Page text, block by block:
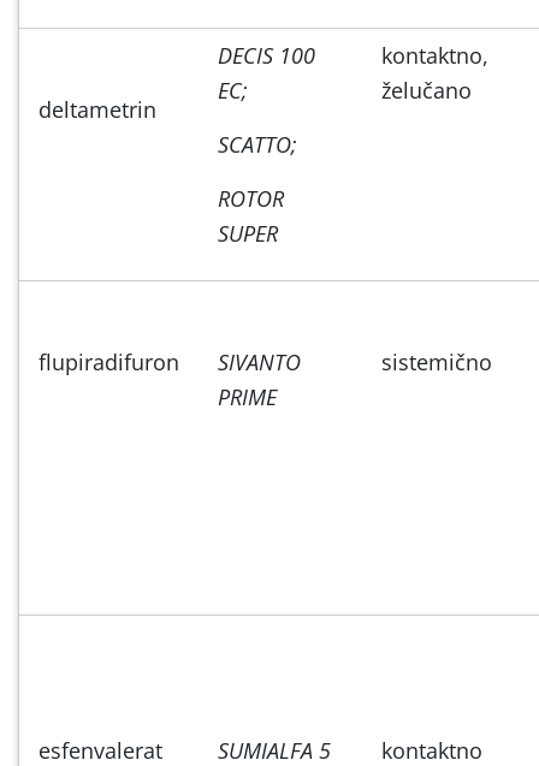
deltametrin
DECIS 100
EC;
SCATTO;
ROTOR
SUPER
kontaktno,
želučano
flupiradifuron
SIVANTO
PRIME
sistemično
esfenvalerat
SUMIALFA 5
kontaktno